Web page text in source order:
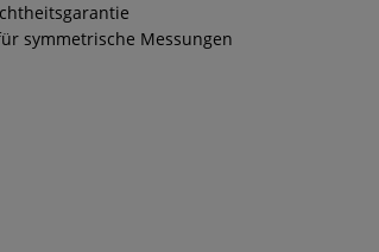
symmetrische Messungen